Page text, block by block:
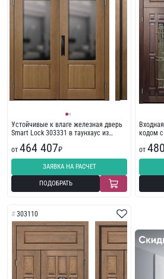
Устойчивые к влаге железная дверь
Smart Lock 303331 в таунхаус из
от 464 407₽
ЗАЯВКА НА РАСЧЕТ
ПОДОБРАТЬ
кодом
от
303110